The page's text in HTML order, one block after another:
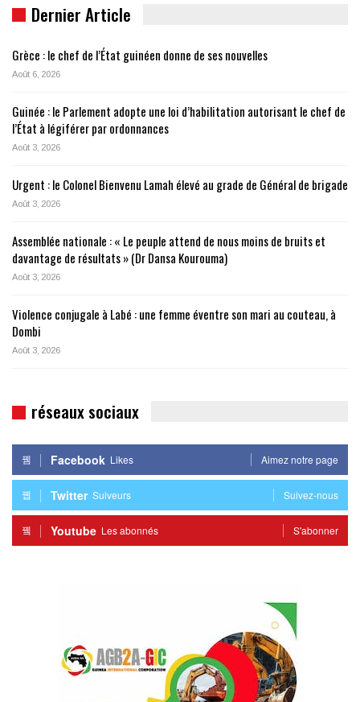
Dernier Article
Grèce : le chef de l’État guinéen donne de ses nouvelles
Août 6, 2026
Guinée : le Parlement adopte une loi d’habilitation autorisant le chef de
l’État à légiférer par ordonnances
Août 3, 2026
Urgent : le Colonel Bienvenu Lamah élevé au grade de Général de brigade
Août 3, 2026
Assemblée nationale : « Le peuple attend de nous moins de bruits et
davantage de résultats » (Dr Dansa Kourouma)
Août 3, 2026
Violence conjugale à Labé : une femme éventre son mari au couteau, à
Dombi
Août 3, 2026
réseaux sociaux
Facebook Likes Aimez notre page
Twitter Suiveurs Suivez-nous
Youtube Les abonnés S'abonner